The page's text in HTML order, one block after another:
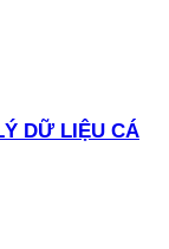
DỮ LIỆU CÁ